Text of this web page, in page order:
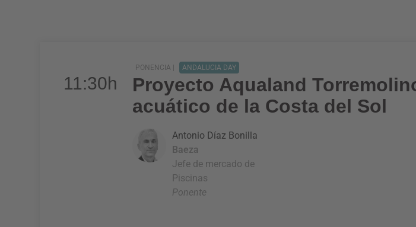
11:30h
PONENCIA | ANDALUCIA DAY
Proyecto Aqualand
acuático de la Costa del Sol
Antonio Díaz Bonilla
Baeza
Jefe de mercado de
Piscinas
Ponente